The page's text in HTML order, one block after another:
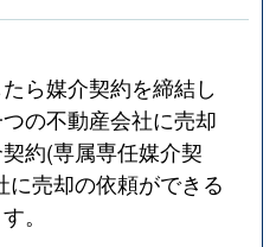
ら媒介契約を締結し
の不動産会社に売却
約(専属専任媒介契
売却の依頼ができる
。